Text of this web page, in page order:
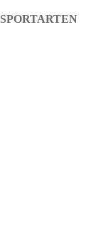
SPORTARTEN